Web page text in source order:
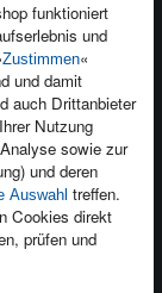
funktioniert
und
Zustimmen«
und damit
auch Drittanbieter
Nutzung
sowie zur
und deren
Auswahl treffen.
Cookies direkt
prüfen und